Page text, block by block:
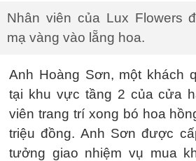
Nhân viên của Lux Flowers
mạ vàng vào lẵng hoa.
Anh Hoàng Sơn, một khách
tại khu vực tầng 2 của cửa
viên trang trí xong bó hoa
triệu đồng. Anh Sơn được
tưởng giao nhiệm vụ mua